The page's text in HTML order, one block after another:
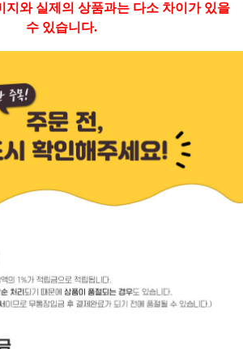
와 실제의 상품과는 다소 차이가 있을
수 있습니다.